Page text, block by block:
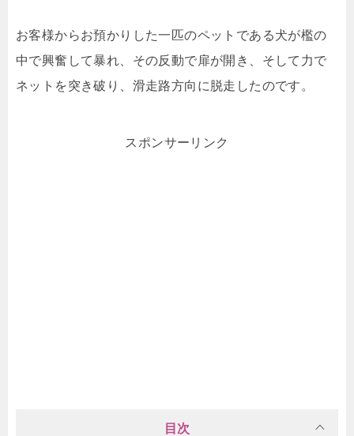
お客様からお預かりした一匹のペットである犬が檻の
中で興奮して暴れ、その反動で扉が開き、そして力で
ネットを突き破り、滑走路方向に脱走したのです。
スポンサーリンク
目次